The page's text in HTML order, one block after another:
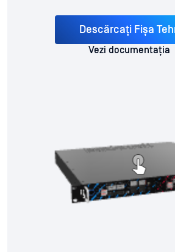
Descărcați Fișa
Vezi documentația